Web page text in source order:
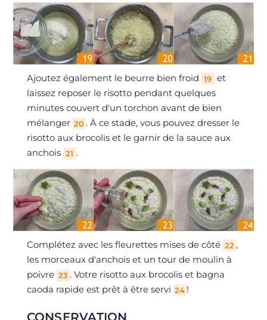
Ajoutez également le beurre bien froid 19 et
laissez reposer le risotto pendant quelques
minutes couvert d'un torchon avant de bien
mélanger 20 . À ce stade, vous pouvez dresser le
risotto aux brocolis et le garnir de la sauce aux
anchois 21 .
Complétez avec les fleurettes mises de côté 22 ,
les morceaux d'anchois et un tour de moulin à
poivre 23 . Votre risotto aux brocolis et bagna
caoda rapide est prêt à être servi 24 !
CONSERVATION